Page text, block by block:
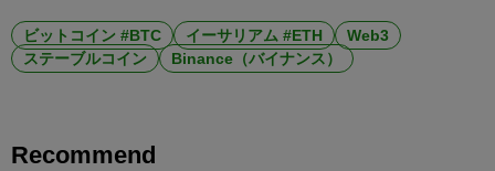
ビットコイン #BTC イーサリアム #ETH
Web3
ステーブルコイン
Binance（バイナンス）
Recommend